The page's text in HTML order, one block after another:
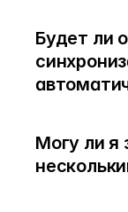
Будет ли
Могу ли я